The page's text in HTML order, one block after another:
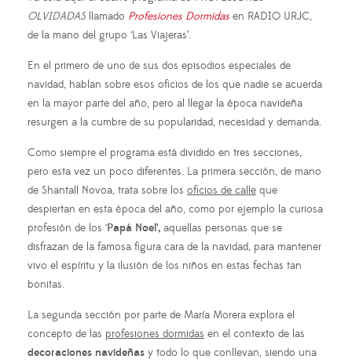
OLVIDADAS llamado Profesiones Dormidas en RADIO URJC,
de la mano del grupo ‘Las Viajeras’.
En el primero de uno de sus dos episodios especiales de
navidad, hablan sobre esos oficios de los que nadie se acuerda
en la mayor parte del año, pero al llegar la época navideña
resurgen a la cumbre de su popularidad, necesidad y demanda.
Como siempre el programa está dividido en tres secciones,
pero esta vez un poco diferentes. La primera sección, de mano
de Shantall Novoa, trata sobre los oficios de calle que
despiertan en esta época del año, como por ejemplo la curiosa
profesión de los ‘Papá Noel’, aquellas personas que se
disfrazan de la famosa figura cara de la navidad, para mantener
vivo el espíritu y la ilusión de los niños en estas fechas tan
bonitas.
La segunda sección por parte de María Morera explora el
concepto de las profesiones dormidas en el contexto de las
decoraciones navideñas y todo lo que conllevan, siendo una